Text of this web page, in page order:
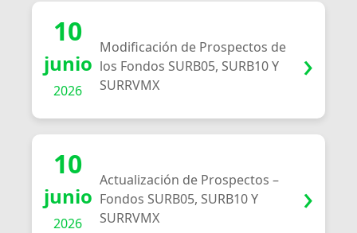
10
junio
2026
Modificación de Prospectos de
los Fondos SURB05, SURB10 Y
SURRVMX
10
junio
2026
Actualización de Prospectos –
Fondos SURB05, SURB10 Y
SURRVMX